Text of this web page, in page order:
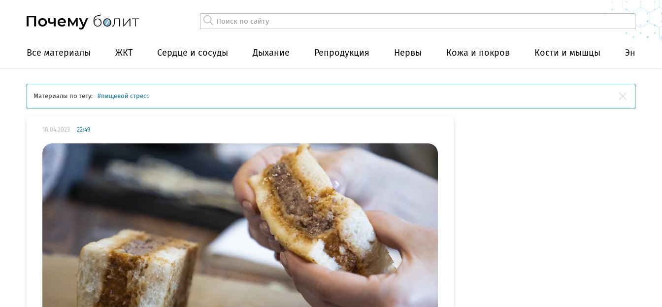
Все материалы ЖКТ Сердце и сосуды Дыхание Репродукция Нервы Кожа и покров Кости и мышцы
Материалы по тегу: пищевой стресс
18.04.2023 22:49